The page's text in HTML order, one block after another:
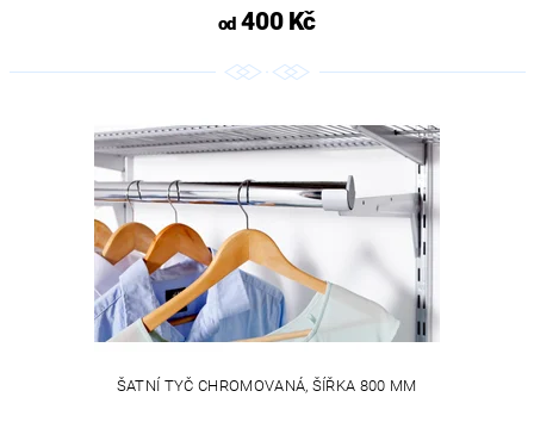
od400 Kč
ŠATNÍ TYČ CHROMOVANÁ, ŠÍŘKA 800 MM